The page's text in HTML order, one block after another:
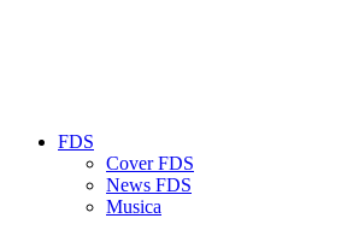
FDS
Cover FDS
News FDS
Musica